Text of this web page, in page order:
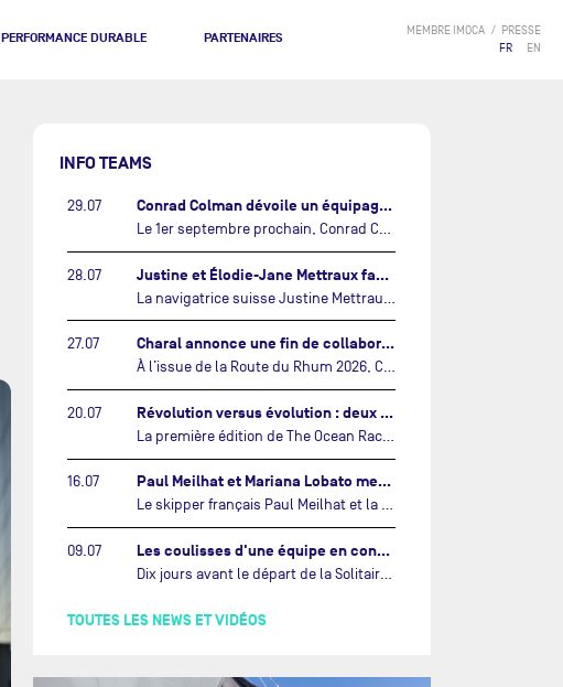
PERFORMANCE DURABLE PARTENAIRES MEMBRE IMOCA
PRESSE
FR
EN
INFO TEAMS
29.07 Conrad Colman dévoile un équipage 100% néo-zélandais tourné vers l'avenir…
Le 1er septembre prochain, Conrad Colman prendra le départ de la première édition de The Ocean Race Atlantic, une nouvelle course IMOCA en équipage reliant New York à Lorient. À bord de MSIG Europe, le skipper néo-zélandais sera entouré de trois jeunes talents issus de la voile néo-zélandaise : Megan Thomson, Anna Merchant et Aaron Hume-Merry.…
28.07 Justine et Élodie-Jane Mettraux face à face sur la transatlantique The Ocean Race Atlantic…
27.07 Charal annonce une fin de collaboration avec Jérémie Beyou et le Beyou Racing après la Route du Rhum…
À l’issue de la Route du Rhum 2026, Charal et le Beyou Racing mettront fin à leur collaboration. Il a été décidé de manière concertée, après dix ans d’une collaboration riche et performante, d’ouvrir une nouvelle ère pour le projet du Charal Sailing Team.…
20.07 Révolution versus évolution : deux nouveaux IMOCA très différents se préparent pour The Ocean Race Atlantic…
16.07 Paul Meilhat et Mariana Lobato mettent à l’eau leur bateau et lancent leur nouvelle campagne « United by the Ocean »…
Le skipper français Paul Meilhat et la co-skipper portugaise Mariana Lobato mettent à l’eau aujourd’hui à Lorient leur IMOCA à bord duquel ils participeront à The Ocean Race Atlantic (septembre 2026) puis à The Ocean Race, le tour du monde en équipage (janvier 2027).…
09.07 Les coulisses d'une équipe en construction vers le Vendée Globe…
TOUTES LES NEWS ET VIDÉOS